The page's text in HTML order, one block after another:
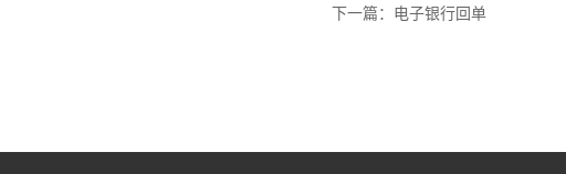
下一篇： 电子银行回单